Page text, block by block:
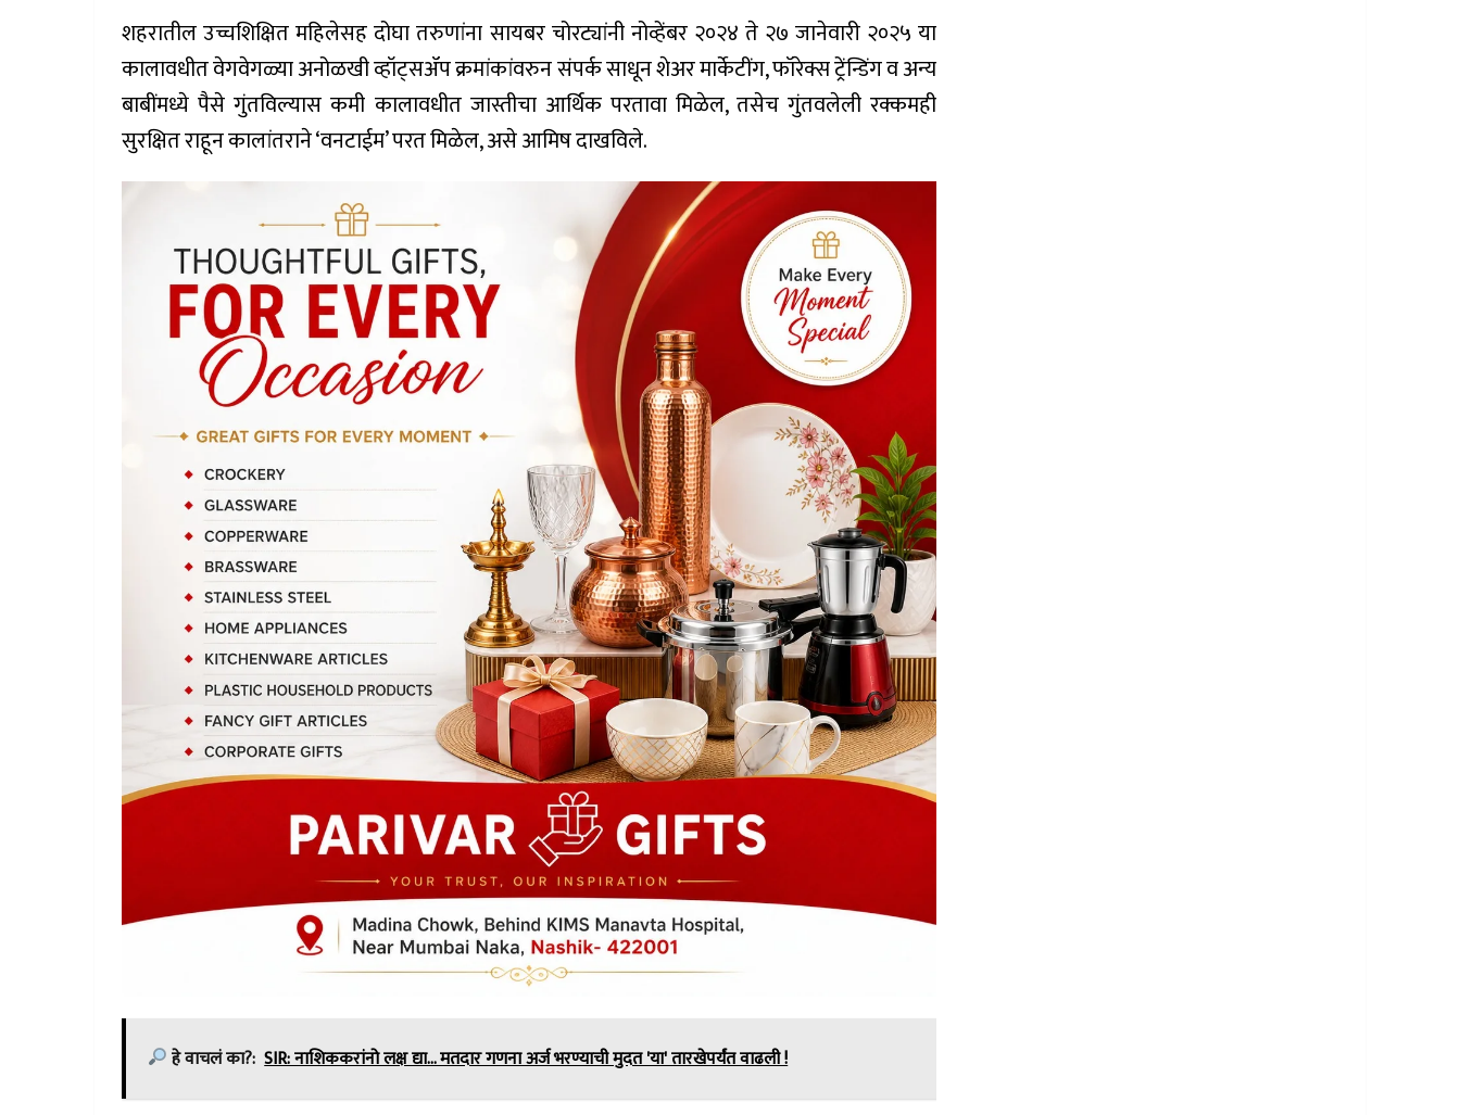
शहरातील उच्चशिक्षित महिलेसह दोघा तरुणांना सायबर चोरट्यांनी नोव्हेंबर २०२४ ते २७ जानेवारी २०२५ या
कालावधीत वेगवेगळ्या अनोळखी व्हॉट्सॲप क्रमांकांवरुन संपर्क साधून शेअर मार्केटींग, फॉरेक्स ट्रेंन्डिंग व अन्य
बाबींमध्ये पैसे गुंतविल्यास कमी कालावधीत जास्तीचा आर्थिक परतावा मिळेल, तसेच गुंतवलेली रक्कमही
सुरक्षित राहून कालांतराने ‘वनटाईम’ परत मिळेल, असे आमिष दाखविले.
हे वाचलं का?: SIR: नाशिककरांनो लक्ष द्या... मतदार गणना अर्ज भरण्याची मुदत 'या' तारखेपर्यंत वाढली !